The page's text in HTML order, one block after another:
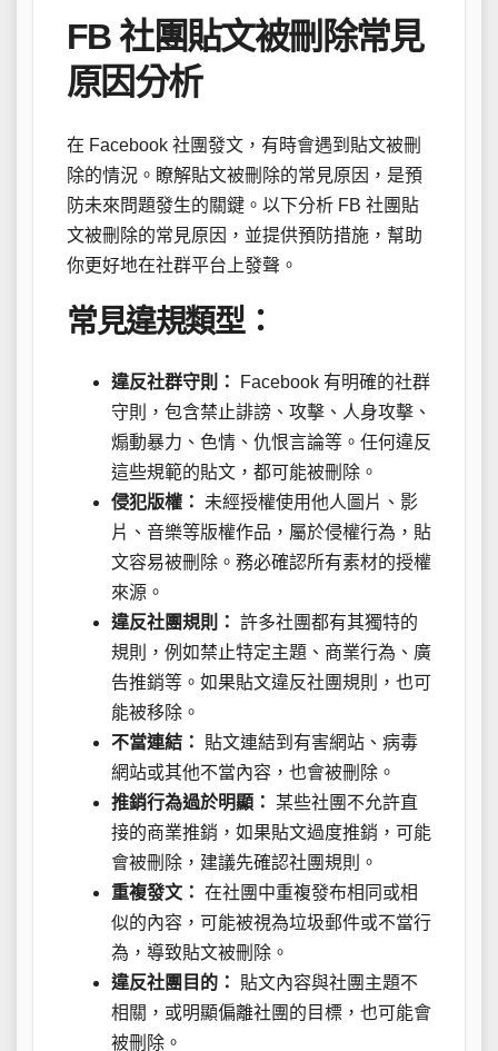
FB 社團貼文被刪除常見
原因分析
在 Facebook 社團發文，有時會遇到貼文被刪
除的情況。瞭解貼文被刪除的常見原因，是預
防未來問題發生的關鍵。以下分析 FB 社團貼
文被刪除的常見原因，並提供預防措施，幫助
你更好地在社群平台上發聲。
常見違規類型：
違反社群守則：
Facebook 有明確的社群
守則，包含禁止誹謗、攻擊、人身攻擊、
煽動暴力、色情、仇恨言論等。任何違反
這些規範的貼文，都可能被刪除。
侵犯版權：
未經授權使用他人圖片、影
片、音樂等版權作品，屬於侵權行為，貼
文容易被刪除。務必確認所有素材的授權
來源。
違反社團規則： 許多社團都有其獨特的
規則，例如禁止特定主題、商業行為、廣
告推銷等。如果貼文違反社團規則，也可
能被移除。
不當連結：
貼文連結到有害網站、病毒
網站或其他不當內容，也會被刪除。
推銷行為過於明顯：
某些社團不允許直
接的商業推銷，如果貼文過度推銷，可能
會被刪除，建議先確認社團規則。
重複發文： 在社團中重複發布相同或相
似的內容，可能被視為垃圾郵件或不當行
為，導致貼文被刪除。
違反社團目的：
貼文內容與社團主題不
相關，或明顯偏離社團的目標，也可能會
被刪除。